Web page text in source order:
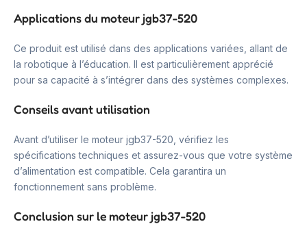
Applications du moteur jgb37-520
Ce produit est utilisé dans des applications variées, allant de
la robotique à l’éducation. Il est particulièrement apprécié
pour sa capacité à s’intégrer dans des systèmes complexes.
Conseils avant utilisation
Avant d’utiliser le moteur jgb37-520, vérifiez les
spécifications techniques et assurez-vous que votre système
d’alimentation est compatible. Cela garantira un
fonctionnement sans problème.
Conclusion sur le moteur jgb37-520